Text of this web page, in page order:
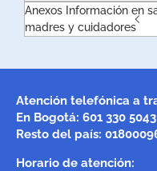
Anexos Información en
madres y cuidadores
Atención telefónica a
En Bogotá: 601 330 5043
Resto del país:
Horario de atención: